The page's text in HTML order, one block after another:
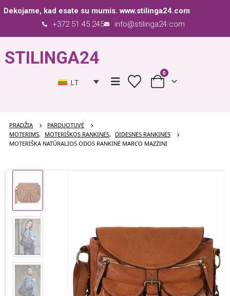
Dekojame, kad esate su mumis.www.stilinga24.com
info@stilinga24.com
+372 51 45 245
STILINGA24
LT
0
PRADŽIA
PARDUOTUVĖ
MOTERIMS, MOTERIŠKOS RANKINĖS,
DIDESNĖS RANKINĖS
MOTERIŠKA NATŪRALIOS ODOS RANKINĖ MARCO MAZZINI